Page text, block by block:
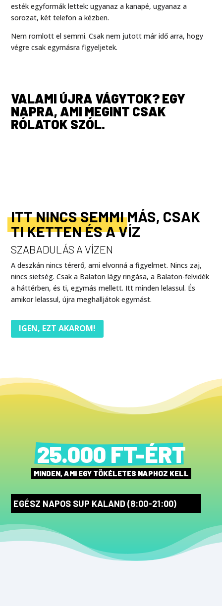
esték egyformák lettek: ugyanaz a kanapé, ugyanaz a
sorozat, két telefon a kézben.
Nem romlott el semmi. Csak nem jutott már idő arra, hogy
végre csak egymásra figyeljetek.
VALAMI ÚJRA VÁGYTOK? EGY
NAPRA, AMI MEGINT CSAK
RÓLATOK SZÓL.
ITT NINCS SEMMI MÁS, CSAK
TI KETTEN ÉS A VÍZ
SZABADULÁS A VÍZEN
A deszkán nincs térerő, ami elvonná a figyelmet. Nincs zaj,
nincs sietség. Csak a Balaton lágy ringása, a Balaton-felvidék
a háttérben, és ti, egymás mellett. Itt minden lelassul. És
amikor lelassul, újra meghalljátok egymást.
IGEN, EZT AKAROM!
25.000 FT-ÉRT
MINDEN, AMI EGY TÖKÉLETES NAPHOZ KELL
EGÉSZ NAPOS SUP KALAND (8:00-21:00)